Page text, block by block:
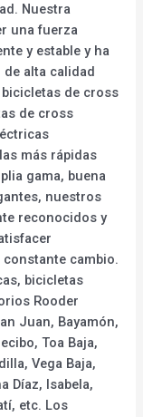
Nuestra
una fuerza
y estable y ha
alta calidad
de cross
de cross
más rápidas
gama, buena
nuestros
reconocidos y
cambio.
bicicletas
Rooder
Juan, Bayamón,
Toa Baja,
Vega Baja,
Díaz, Isabela,
etc. Los